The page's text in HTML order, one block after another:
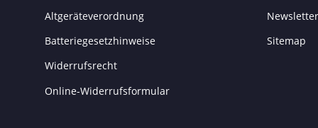
Altgeräteverordnung
Batteriegesetzhinweise
Widerrufsrecht
Online-Widerrufsformular
Newsletter
Sitemap